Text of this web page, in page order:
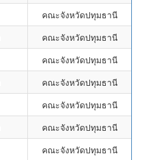
คณะจังหวัดปทุมธานี
คณะจังหวัดปทุมธานี
คณะจังหวัดปทุมธานี
คณะจังหวัดปทุมธานี
คณะจังหวัดปทุมธานี
คณะจังหวัดปทุมธานี
คณะจังหวัดปทุมธานี